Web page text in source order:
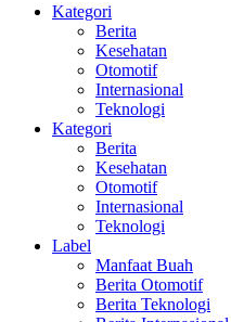
Kategori
Berita
Kesehatan
Otomotif
Internasional
Teknologi
Kategori
Berita
Kesehatan
Otomotif
Internasional
Teknologi
Label
Manfaat Buah
Berita Otomotif
Berita Teknologi